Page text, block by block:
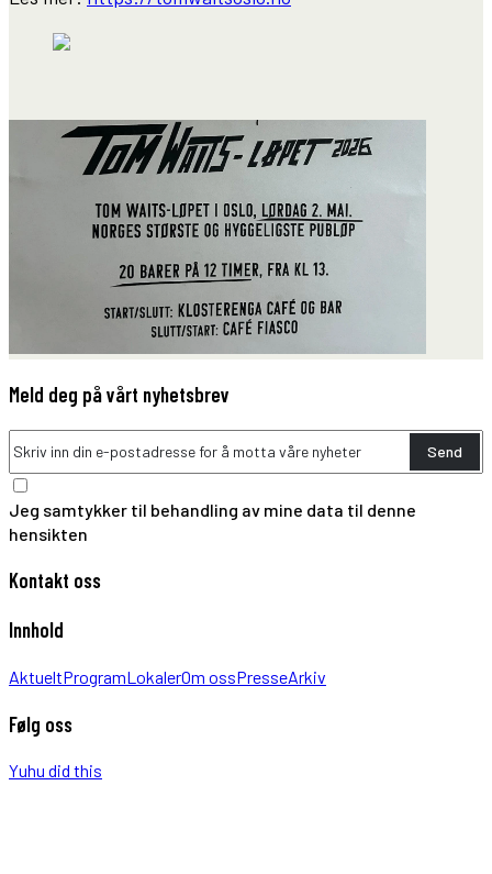
Meld deg på vårt nyhetsbrev
Send
Jeg samtykker til behandling av mine data til denne
hensikten
Kontakt oss
Innhold
AktueltProgramLokalerOm ossPresseArkiv
Følg oss
Yuhu did this